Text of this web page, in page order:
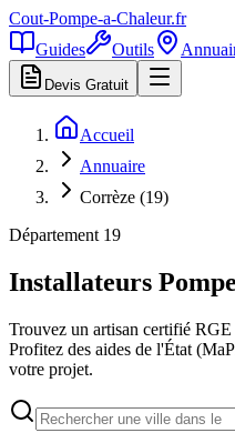
Cout-Pompe-a-Chaleur.fr
Guides
Outils
Devis Gratuit
Accueil
Annuaire
Corrèze (19)
Département 19
Installateurs
Trouvez un artisan certifié RGE
Profitez des aides de l'État
votre projet.